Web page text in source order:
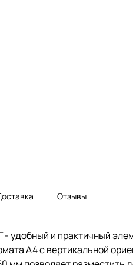
Отзывы
и практичный
А4 с вертикальной